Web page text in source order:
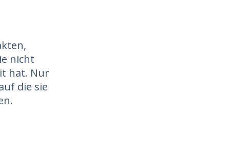
nicht
hat. Nur
die sie